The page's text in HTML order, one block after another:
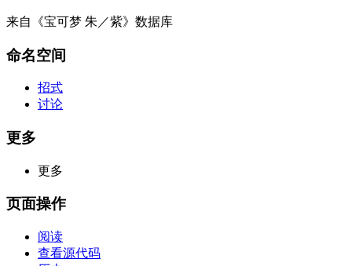
来自《宝可梦 朱／紫》数据库
命名空间
招式
讨论
更多
更多
页面操作
阅读
查看源代码